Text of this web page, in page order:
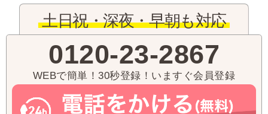
土日祝・深夜・早朝も対応
0120-23-2867
WEBで簡単！30秒登録！いますぐ会員登録